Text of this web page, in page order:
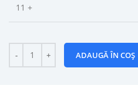
11 +
ADAUGĂ ÎN COȘ